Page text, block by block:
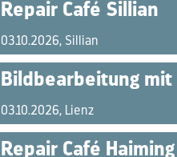
Repair Café Sillian
03.10.2026, Sillian
Bildbearbeitung
03.10.2026, Lienz
Repair Café Haiming